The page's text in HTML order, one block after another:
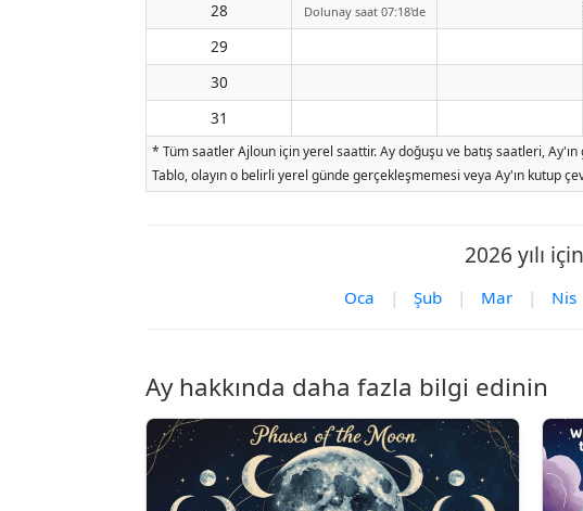
28
Dolunay saat 07:18'de
29
30
31
* Tüm saatler Ajloun için yerel saattir. Ay doğuşu ve batış saatleri,
Tablo, olayın o belirli yerel günde gerçekleşmemesi veya Ay'ın kutup
2026 yılı
Oca | Şub | Mar | Nis
Ay hakkında daha fazla bilgi edinin